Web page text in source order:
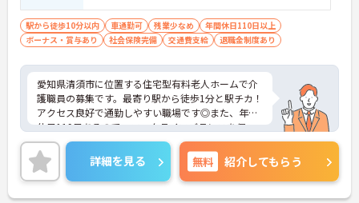
駅から徒歩10分以内 車通勤可 残業少なめ
年間休日110日以上
ボーナス・賞与あり
社会保険完備 交通費支給 退職金制度あり
愛知県清須市に位置する住宅型有料老人ホームで介
護職員の募集です。最寄り駅から徒歩1分と駅チカ！
アクセス良好で通勤しやすい職場です◎また、年間
休日119日あるので、ワークライフバランスを保っ
てお仕事いただけます♪ご興味のある方はご面接の
ポイントお伝えしますのでご気軽にお問い合わせく
ださい。
詳細を見る 無料 紹介してもらう